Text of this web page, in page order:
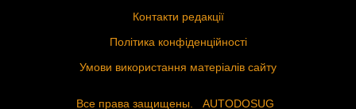
Контакти редакції
Політика конфіденційності
Умови використання матеріалів сайту
Все права защищены. AUTODOSUG